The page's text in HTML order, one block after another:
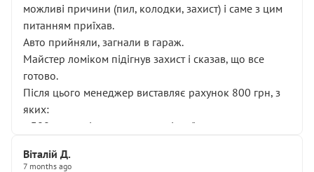
можливі причини (пил, колодки, захист) і саме з цим
питанням приїхав.
Авто прийняли, загнали в гараж.
Майстер ломіком підігнув захист і сказав, що все
готово.
Після цього менеджер виставляє рахунок 800 грн, з
яких:
• 300 грн — діагностика гальмівної системи
НЕ погоджував
Віталій Д.
7 months ago